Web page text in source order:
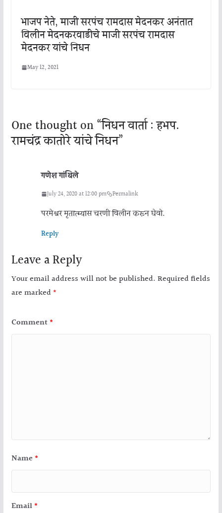
भाजप नेते, माजी सरपंच रामदास मेदनकर अनंतात
विलीन मेदनकरवाडीचे माजी सरपंच रामदास
मेदनकर यांचे निधन
May 12, 2021
One thought on “निधन वार्ता : हभप.
रामचंद्र कातोरे यांचे निधन”
गणेश गांथिले
July 24, 2020 at 12:00 pm Permalink
परमेश्वर मृतात्म्यास चरणी विलीन करून घेवो.
Reply
Leave a Reply
Your email address will not be published. Required fields
are marked *
Comment *
Name *
Email *